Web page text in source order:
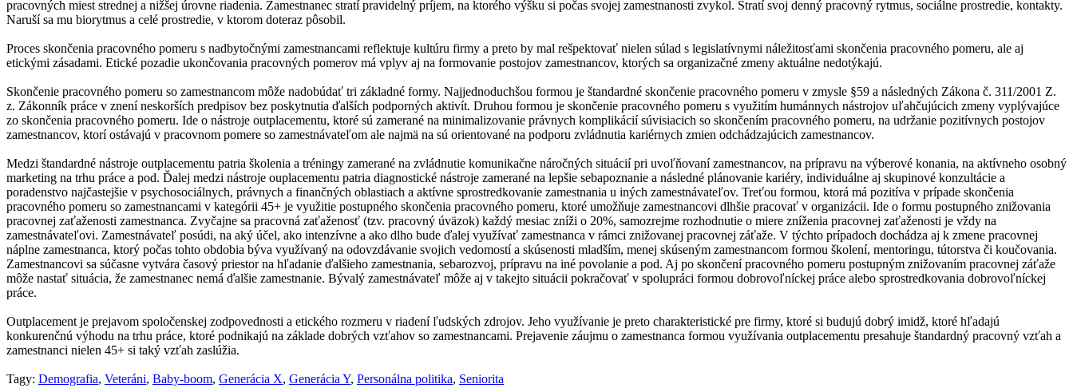
pracovných miest strednej a nižšej úrovne riadenia. Zamestnanec stratí pravidelný príjem, na ktorého výšku si počas svojej zamestnanosti zvykol. Stratí svoj denný pracovný rytmus, sociálne prostredie, kontakty.
Naruší sa mu biorytmus a celé prostredie, v ktorom doteraz pôsobil.
Proces skončenia pracovného pomeru s nadbytočnými zamestnancami reflektuje kultúru firmy a preto by mal rešpektovať nielen súlad s legislatívnymi náležitosťami skončenia pracovného pomeru, ale aj
etickými zásadami. Etické pozadie ukončovania pracovných pomerov má vplyv aj na formovanie postojov zamestnancov, ktorých sa organizačné zmeny aktuálne nedotýkajú.
Skončenie pracovného pomeru so zamestnancom môže nadobúdať tri základné formy. Najjednoduchšou formou je štandardné skončenie pracovného pomeru v zmysle §59 a následných Zákona č. 311/2001 Z.
z. Zákonník práce v znení neskorších predpisov bez poskytnutia ďalších podporných aktivít. Druhou formou je skončenie pracovného pomeru s využitím humánnych nástrojov uľahčujúcich zmeny vyplývajúce
zo skončenia pracovného pomeru. Ide o nástroje outplacementu, ktoré sú zamerané na minimalizovanie právnych komplikácií súvisiacich so skončením pracovného pomeru, na udržanie pozitívnych postojov
zamestnancov, ktorí ostávajú v pracovnom pomere so zamestnávateľom ale najmä na sú orientované na podporu zvládnutia kariérnych zmien odchádzajúcich zamestnancov.
Medzi štandardné nástroje outplacementu patria školenia a tréningy zamerané na zvládnutie komunikačne náročných situácií pri uvoľňovaní zamestnancov, na prípravu na výberové konania, na aktívneho osobný
marketing na trhu práce a pod. Ďalej medzi nástroje ouplacementu patria diagnostické nástroje zamerané na lepšie sebapoznanie a následné plánovanie kariéry, individuálne aj skupinové konzultácie a
poradenstvo najčastejšie v psychosociálnych, právnych a finančných oblastiach a aktívne sprostredkovanie zamestnania u iných zamestnávateľov. Treťou formou, ktorá má pozitíva v prípade skončenia
pracovného pomeru so zamestnancami v kategórii 45+ je využitie postupného skončenia pracovného pomeru, ktoré umožňuje zamestnancovi dlhšie pracovať v organizácii. Ide o formu postupného znižovania
pracovnej zaťaženosti zamestnanca. Zvyčajne sa pracovná zaťaženosť (tzv. pracovný úväzok) každý mesiac zníži o 20%, samozrejme rozhodnutie o miere zníženia pracovnej zaťaženosti je vždy na
zamestnávateľovi. Zamestnávateľ posúdi, na aký účel, ako intenzívne a ako dlho bude ďalej využívať zamestnanca v rámci znižovanej pracovnej záťaže. V týchto prípadoch dochádza aj k zmene pracovnej
náplne zamestnanca, ktorý počas tohto obdobia býva využívaný na odovzdávanie svojich vedomostí a skúsenosti mladším, menej skúseným zamestnancom formou školení, mentoringu, tútorstva či koučovania.
Zamestnancovi sa súčasne vytvára časový priestor na hľadanie ďalšieho zamestnania, sebarozvoj, prípravu na iné povolanie a pod. Aj po skončení pracovného pomeru postupným znižovaním pracovnej záťaže
môže nastať situácia, že zamestnanec nemá ďalšie zamestnanie. Bývalý zamestnávateľ môže aj v takejto situácii pokračovať v spolupráci formou dobrovoľníckej práce alebo sprostredkovania dobrovoľníckej
práce.
Outplacement je prejavom spoločenskej zodpovednosti a etického rozmeru v riadení ľudských zdrojov. Jeho využívanie je preto charakteristické pre firmy, ktoré si budujú dobrý imidž, ktoré hľadajú
konkurenčnú výhodu na trhu práce, ktoré podnikajú na základe dobrých vzťahov so zamestnancami. Prejavenie záujmu o zamestnanca formou využívania outplacementu presahuje štandardný pracovný vzťah a
zamestnanci nielen 45+ si taký vzťah zaslúžia.
Tagy: Demografia, Veteráni, Baby-boom, Generácia X, Generácia Y, Personálna politika, Seniorita